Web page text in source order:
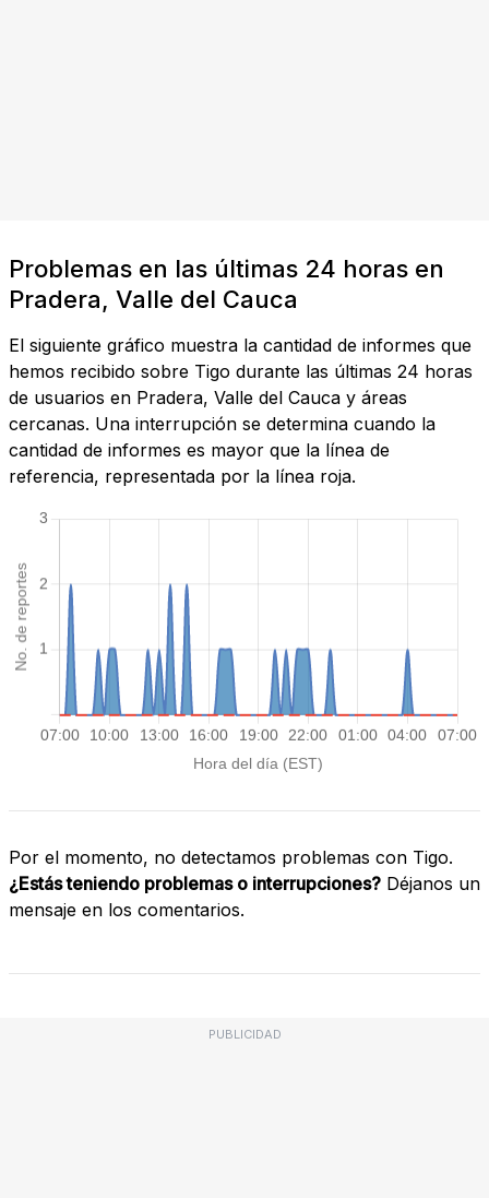
Problemas en las últimas 24 horas en
Pradera, Valle del Cauca
El siguiente gráfico muestra la cantidad de informes que
hemos recibido sobre Tigo durante las últimas 24 horas
de usuarios en Pradera, Valle del Cauca y áreas
cercanas. Una interrupción se determina cuando la
cantidad de informes es mayor que la línea de
referencia, representada por la línea roja.
Por el momento, no detectamos problemas con Tigo.
¿Estás teniendo problemas o interrupciones? Déjanos un
mensaje en los comentarios.
PUBLICIDAD